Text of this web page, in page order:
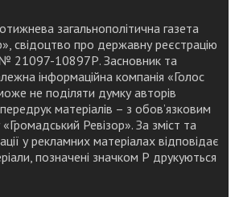
загальнополітична газета
свідоцтво про державну реєстрацію
21097-10897Р. Засновник та
інформаційна компанія «Голос
не поділяти думку авторів
матеріалів – з обов’язковим
Ревізор». За зміст та
у рекламних матеріалах відповідає
позначені значком Р друкуються